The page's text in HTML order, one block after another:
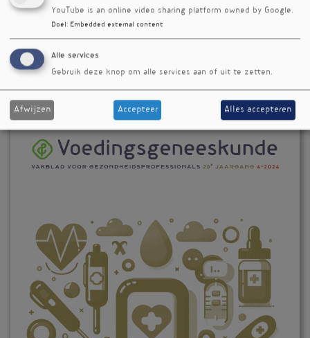
YouTube is an online video sharing platform owned by Google.
Doel : Embedded external content
Alle services
Gebruik deze knop om alle services aan of uit te zetten.
Afwijzen Accepteer Alles accepteren